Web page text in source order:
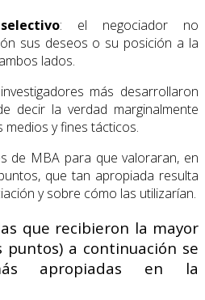
: el negociador no
sus deseos o su posición a la
lados.
más desarrollaron
decir la verdad marginalmente
medios y fines tácticos.
de MBA para que valoraran, en
que tan apropiada resulta
y sobre cómo las utilizarían.
que recibieron la mayor
puntos) a continuación se
apropiadas en la